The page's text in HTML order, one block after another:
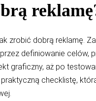
zrobić dobrą reklamę.
definiowanie celów,
graficzny, aż po
checklistę,